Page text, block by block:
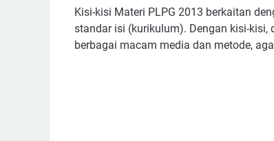
Kisi-kisi Materi PLPG 2013 berkaitan
standar isi (kurikulum). Dengan kisi-
berbagai macam media dan metode,